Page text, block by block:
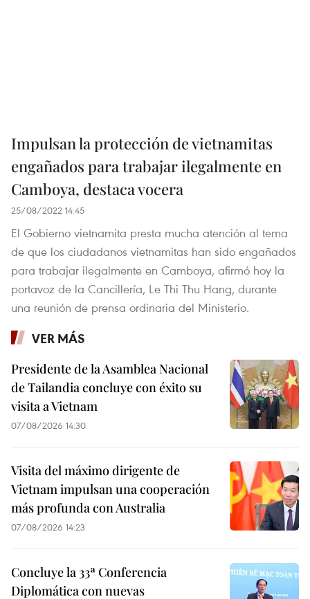
Impulsan la protección de vietnamitas
engañados para trabajar ilegalmente en
Camboya, destaca vocera
25/08/2022 14:45
El Gobierno vietnamita presta mucha atención al tema
de que los ciudadanos vietnamitas han sido engañados
para trabajar ilegalmente en Camboya, afirmó hoy la
portavoz de la Cancillería, Le Thi Thu Hang, durante
una reunión de prensa ordinaria del Ministerio.
VER MÁS
Presidente de la Asamblea Nacional
de Tailandia concluye con éxito su
visita a Vietnam
07/08/2026 14:30
Visita del máximo dirigente de
Vietnam impulsan una cooperación
más profunda con Australia
07/08/2026 14:23
Concluye la 33ª Conferencia
Diplomática con nuevas